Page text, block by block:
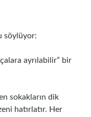
söylüyor:
ayrılabilir” bir
sokakların dik
hatırlatır. Her